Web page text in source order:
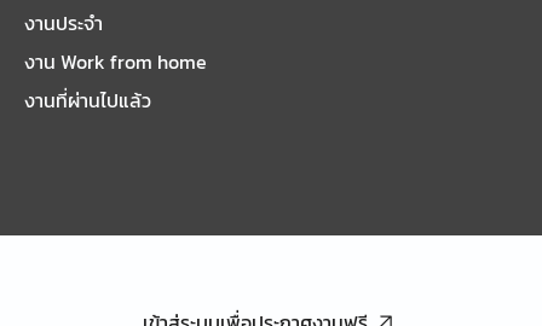
งานประจำ
งาน Work from home
งานที่ผ่านไปแล้ว